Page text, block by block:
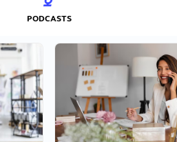
PODCASTS